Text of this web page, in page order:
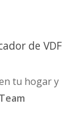
de VDF
tu hogar y